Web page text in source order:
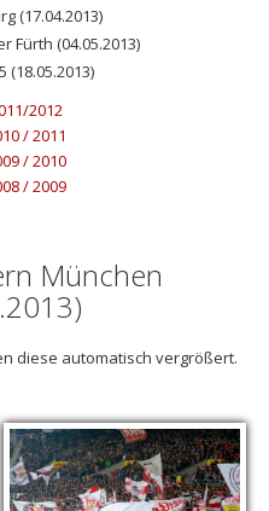
(17.04.2013)
Fürth (04.05.2013)
(18.05.2013)
2012
/ 2011
/ 2010
/ 2009
München
diese automatisch vergrößert.